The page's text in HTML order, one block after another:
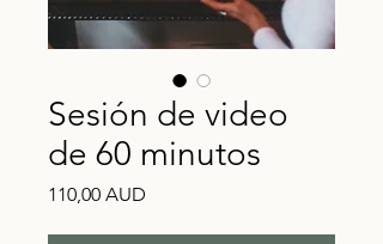
Sesión de video
de 60 minutos
110,00 AUD